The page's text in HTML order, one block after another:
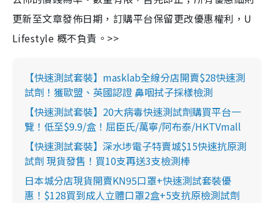
更新至文章發佈日期，訂購平台保留更改優惠權利，U
Lifestyle 概不負責。>>
【快速測試套裝】masklab全線分店開賣$28快速測
試劑！獲歐盟、英國認證 鼻咽拭子採樣檢測
【快速測試套裝】20大病毒快速測試劑購買平台一
覽！低至$9.9/盒！屈臣氏/萬寧/阿布泰/HKTVmall
【快速測試套裝】深水埗電子特賣城$15快速抗原測
試劑 現貨發售！買10支再送3支檢測棒
日本城分店現貨開賣KN95口罩+快速測試套裝優
惠！$128買到成人立體口罩2盒+5支抗原檢測試劑